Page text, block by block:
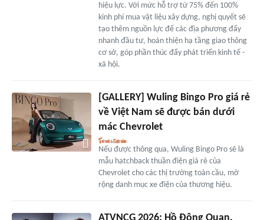
hiệu lực. Với mức hỗ trợ từ 75% đến 100%
kinh phí mua vật liệu xây dựng, nghị quyết sẽ
tạo thêm nguồn lực để các địa phương đẩy
nhanh đầu tư, hoàn thiện hạ tầng giao thông
cơ sở, góp phần thúc đẩy phát triển kinh tế -
xã hội.
[GALLERY] Wuling Bingo Pro giá rẻ
về Việt Nam sẽ được bán dưới
mác Chevrolet
Nếu được thông qua, Wuling Bingo Pro sẽ là
mẫu hatchback thuần điện giá rẻ của
Chevrolet cho các thị trường toàn cầu, mở
rộng danh mục xe điện của thương hiệu.
ATVNCG 2026: Hồ Đông Quan,